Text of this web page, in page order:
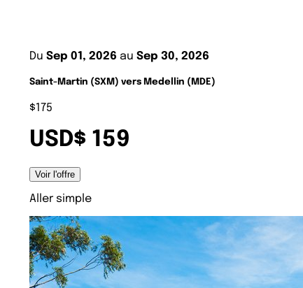
Du Sep 01, 2026 au Sep 30, 2026
Saint-Martin (SXM) vers Medellin (MDE)
$175
USD$ 159
Voir l'offre
Aller simple